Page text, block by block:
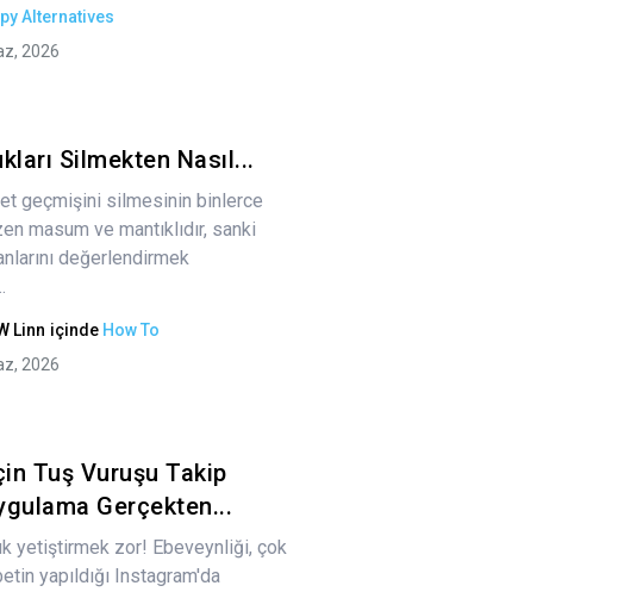
Alternatives
2026
Silmekten Nasıl...
geçmişini silmesinin binlerce
masum ve mantıklıdır, sanki
değerlendirmek
Linn içinde How To
2026
Tuş Vuruşu Takip
Gerçekten...
yetiştirmek zor! Ebeveynliği, çok
yapıldığı Instagram'da